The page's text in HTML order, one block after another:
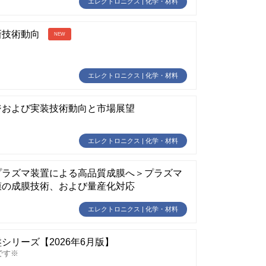
エレクトロニクス | 化学・材料
術動向 NEW
エレクトロニクス | 化学・材料
よび実装技術動向と市場展望
エレクトロニクス | 化学・材料
ズマ装置による高品質成膜へ＞プラズマ
成膜技術、および量産化対応
エレクトロニクス | 化学・材料
リーズ【2026年6月版】
す※